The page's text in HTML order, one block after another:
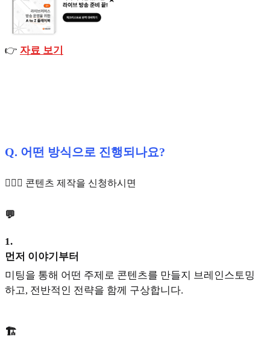
👉 자료 보기
Q. 어떤 방식으로 진행되나요?
🙋🏻‍♀️ 콘텐츠 제작을 신청하시면
💬
1.
먼저 이야기부터
미팅을 통해 어떤 주제로 콘텐츠를 만들지 브레인스토밍
하고, 전반적인 전략을 함께 구상합니다.
🏗️